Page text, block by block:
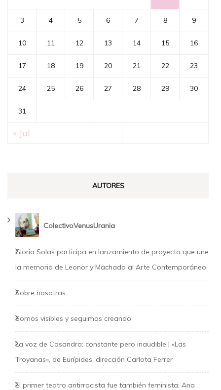
3 4 5 6 7 8 9
10 11 12 13 14 15 16
17 18 19 20 21 22 23
24 25 26 27 28 29 30
31
« Jul
AUTORES
ColectivoVenusUrania
Gloria Solas participa en lanzamiento de proyecto que une
la memoria de Leonor y Machado al Arte Contemporáneo
Sobre nosotras
Somos visibles y seguimos creando
La voz de Casandra: constante pero inaudible | «Las
Troyanas», de Eurípides, dirección Carlota Ferrer
El primer teatro antirracista fue también feminista: Ana